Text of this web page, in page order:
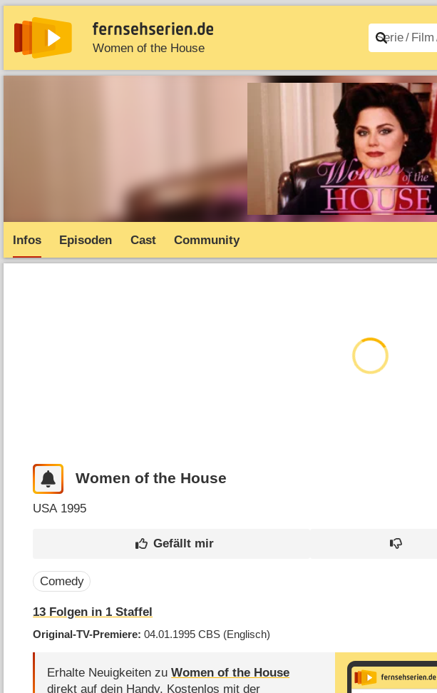
Women of the House
News Entdecken Streaming Filme A–Z
Infos Episoden Cast Community
Women of the House
USA 1995
Comedy
13 Folgen in 1 Staffel
Original-TV-Premiere 04.01.1995CBS (Englisch)
Erhalte Neuigkeiten zuWomen of the House
direkt auf dein Handy. Kostenlos mit der